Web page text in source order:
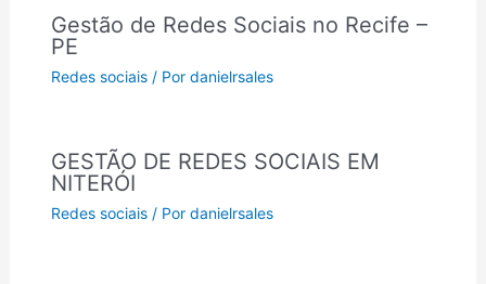
Gestão de Redes Sociais no Recife –
PE
Redes sociais / Pordanielrsales
GESTÃO DE REDES SOCIAIS EM
NITERÓI
Redes sociais / Pordanielrsales